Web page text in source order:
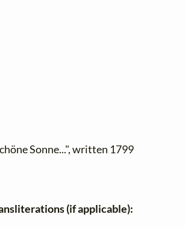
Sonne...", written 1799
(if applicable):